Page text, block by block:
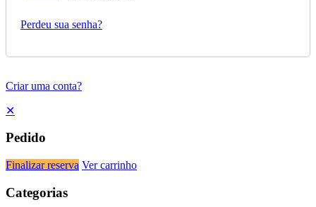
Perdeu sua senha?
Criar uma conta?
✕
Pedido
Finalizar reserva Ver carrinho
Categorias